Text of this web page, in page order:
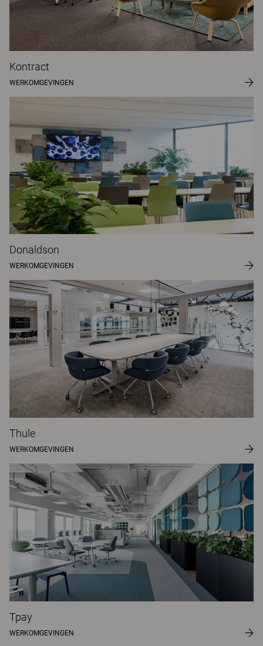
Kontract
WERKOMGEVINGEN
Donaldson
WERKOMGEVINGEN
Thule
WERKOMGEVINGEN
Tpay
WERKOMGEVINGEN